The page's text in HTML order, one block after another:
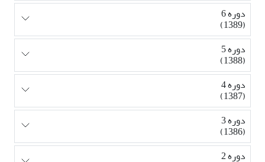
دوره 6
(1389)
دوره 5
(1388)
دوره 4
(1387)
دوره 3
(1386)
دوره 2